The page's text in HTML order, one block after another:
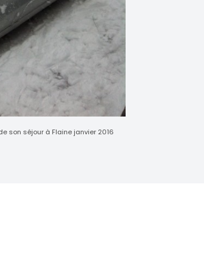
son séjour à Flaine janvier 2016